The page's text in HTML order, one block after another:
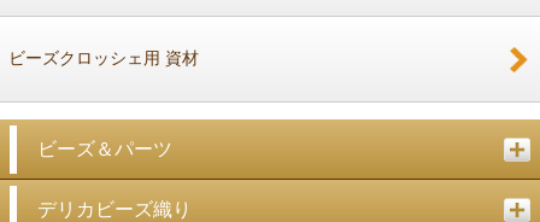
ビーズクロッシェ用 資材
ビーズ＆パーツ
デリカビーズ織り